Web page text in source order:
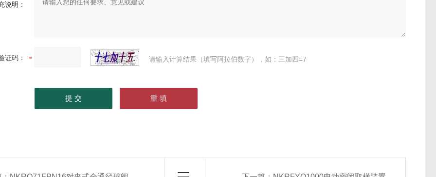
说明：
证码： 请输入计算结果（填写阿拉伯数字），如：三加四=7